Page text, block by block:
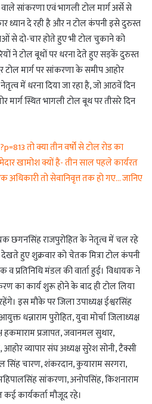
सांकरणा एवं भागली टोल मार्ग अर्से से
ध्यान दे रही है और न टोल कंपनी इसे दुरुस्त
से दो-चार होते हुए भी टोल चुकाने को
ने टोल बूथों पर धरना देते हुए सड़कें दुरुस्त
टोल मार्ग पर सांकरणा के समीप आहोर
में धरना दिया जा रहा है, जो आठवें दिन
मार्ग स्थित भागली टोल बूथ पर तीसरे दिन
तो क्या तीन वर्षों से टोल रोड का
खामोश क्यों है- तीन साल पहले कार्यरत
अधिकारी तो सेवानिवृत्त तक हो गए… जानिए
छगनसिंह राजपुरोहित के नेतृत्व में चल रहे
देखते हुए शुक्रवार को चेतक मित्रा टोल कंपनी
व प्रतिनिधि मंडल की वार्ता हुई। विधायक ने
का कार्य शुरू होने के बाद ही टोल लिया
इस मौके पर जिला उपाध्यक्ष ईश्वरसिंह
धन्नाराम पुरोहित, युवा मोर्चा जिलाध्यक्ष
हकमाराम प्रजापत, जवानमल सुथार,
आहोर व्यापार संघ अध्यक्ष सुरेश सोनी, टैक्सी
सिंह चारण, शंकरदान, कुयाराम सरगरा,
सांकरणा, अनोपसिंह, किशनाराम
कार्यकर्ता मौजूद रहे।